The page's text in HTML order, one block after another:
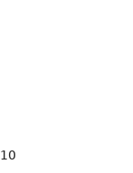
10